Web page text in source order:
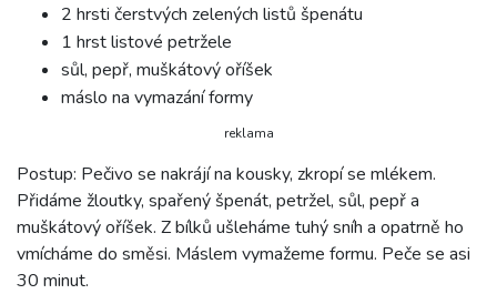
2 hrsti čerstvých zelených listů špenátu
1 hrst listové petržele
sůl, pepř, muškátový oříšek
máslo na vymazání formy
reklama
Postup: Pečivo se nakrájí na kousky, zkropí se mlékem.
Přidáme žloutky, spařený špenát, petržel, sůl, pepř a
muškátový oříšek. Z bílků ušleháme tuhý sníh a opatrně ho
vmícháme do směsi. Máslem vymažeme formu. Peče se asi
30 minut.